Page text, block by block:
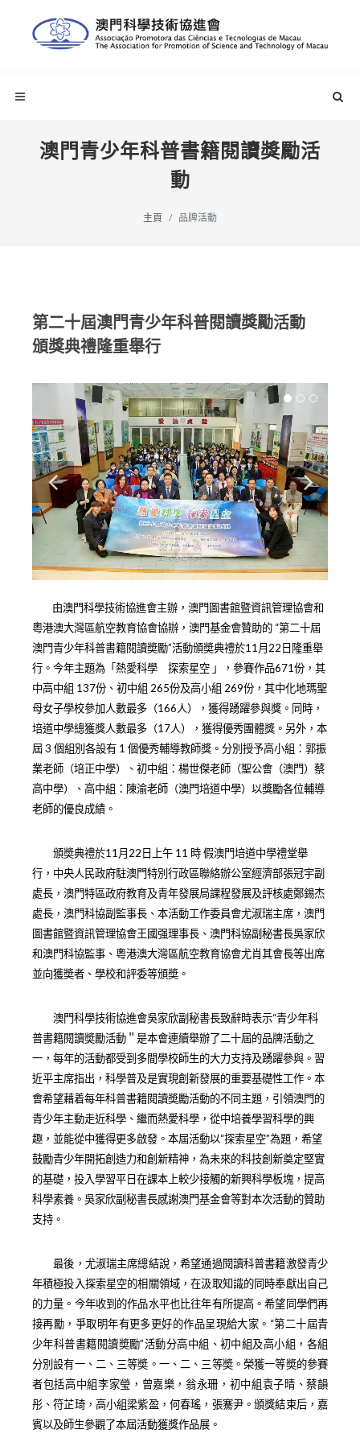
澳門青少年科普書籍閱讀獎勵活
動
主頁 品牌活動
第二十屆澳門青少年科普閱讀獎勵活動
頒獎典禮隆重舉行
由澳門科學技術協進會主辦，澳門圖書館暨資訊管理協會和
粵港澳大灣區航空教育協會協辦，澳門基金會贊助的 “第二十屆
澳門青少年科普書籍閱讀奬勵”活動頒奬典禮於11月22日隆重舉
行。今年主題為「熱愛科學 探索星空 」，參賽作品671份，其
中高中組 137份、初中組 265份及高小組 269份，其中化地瑪聖
母女子學校參加人數最多（166人），獲得踴躍參與獎。同時，
培道中學總獲獎人數最多（17人），獲得優秀團體獎。另外，本
屆 3 個組別各設有 1 個優秀輔導教師獎。分別授予高小組：郭振
業老師（培正中學）、初中組：楊世傑老師（聖公會（澳門）蔡
高中學）、高中組：陳渝老師（澳門培道中學）以獎勵各位輔導
老師的優良成績。
頒奬典禮於11月22日上午 11 時 假澳門培道中學禮堂舉
行，中央人民政府駐澳門特別行政區聯絡辦公室經濟部張冠宇副
處長，澳門特區政府教育及青年發展局課程發展及評核處鄭錫杰
處長，澳門科協副監事長、本活動工作委員會尤淑瑞主席，澳門
圖書館暨資訊管理協會王國强理事長、澳門科協副秘書長吳家欣
和澳門科協監事、粵港澳大灣區航空教育協會尤肖其會長等出席
並向獲奬者、學校和評委等頒奬。
澳門科學技術協進會吳家欣副秘書長致辭時表示“青少年科
普書籍閱讀奬勵活動＂是本會連續舉辦了二十屆的品牌活動之
一，每年的活動都受到多間學校師生的大力支持及踴躍參與。習
近平主席指出，科學普及是實現創新發展的重要基礎性工作。本
會希望藉着每年科普書籍閱讀奬勵活動的不同主題，引領澳門的
青少年主動走近科學、繼而熱愛科學，從中培養學習科學的興
趣，並能從中獲得更多啟發。本屆活動以“探索星空”為題，希望
鼓勵青少年開拓創造力和創新精神，為未來的科技創新奠定堅實
的基礎，投入學習平日在課本上較少接觸的新興科學板塊，提高
科學素養。吳家欣副秘書長感謝澳門基金會等對本次活動的贊助
支持。
最後，尤淑瑞主席總結說，希望通過閱讀科普書籍激發青少
年積極投入探索星空的相關領域，在汲取知識的同時奉獻出自己
的力量。今年收到的作品水平也比往年有所提高。希望同學們再
接再勵，爭取明年有更多更好的作品呈現給大家。“第二十屆青
少年科普書籍閱讀奬勵”活動分高中組、初中組及高小組，各組
分別設有一、二、三等奬。一、二、三等奬。榮獲一等奬的參賽
者包括高中組李家瑩，曾嘉樂，翁永珊，初中組袁子晴、蔡韻
彤、符芷琦，高小組梁紫盈，何春瑤，張騫尹。頒獎結束后，嘉
賓以及師生參觀了本屆活動獲獎作品展。